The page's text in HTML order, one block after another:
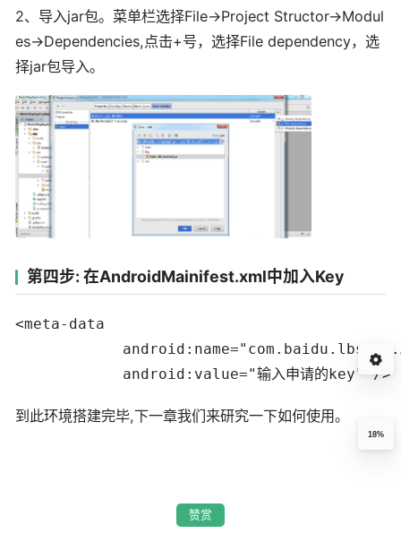
2、导入jar包。菜单栏选择File->Project Structor->Modul
es->Dependencies,点击+号，选择File dependency，选
择jar包导入。
第四步: 在AndroidMainifest.xml中加入Key
<meta-data
            android:value="输入申请的key" />
到此环境搭建完毕,下一章我们来研究一下如何使用。
赞赏
18%